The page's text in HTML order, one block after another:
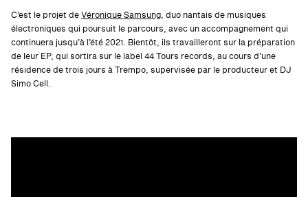
C’est le projet deVéronique Samsung, duo nantais de musiques
électroniques qui poursuit le parcours, avec un accompagnement qui
continuera jusqu’à l’été 2021. Bientôt, ils travailleront sur la préparation
de leur EP, qui sortira sur le label 44 Tours records, au cours d’une
résidence de trois jours à Trempo, supervisée par le producteur et DJ
Simo Cell.